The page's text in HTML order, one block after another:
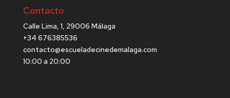
Contacto
Calle Lima, 1, 29006 Málaga
+34 676385536
contacto@escueladecinedemalaga.com
10:00 a 20:00